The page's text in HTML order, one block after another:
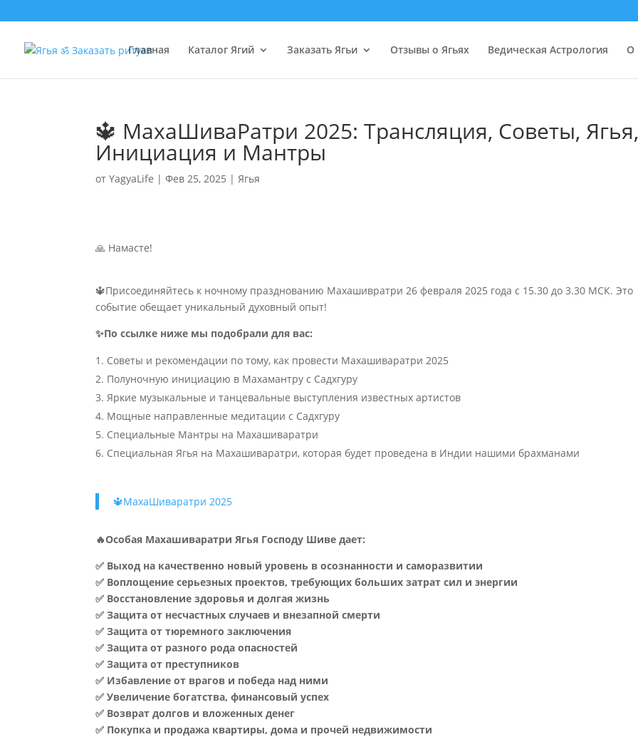
Главная Каталог Ягий Заказать Ягьи Отзывы о Ягьях Ведическая Астрология О
🔱 МахаШиваРатри 2025: Трансляция, Советы,
Инициация и Мантры
отYagyaLife |Фев 25, 2025 |Ягья
🙏 Намасте!
🔱Присоединяйтесь к ночному празднованию Махашивратри 26 февраля 2025 года с 15.30 до 3.30 МСК. Это
событие обещает уникальный духовный опыт!
✨По ссылке ниже мы подобрали для вас:
Советы и рекомендации по тому, как провести Махашиваратри 2025
Полуночную инициацию в Махамантру с Садхгуру
Яркие музыкальные и танцевальные выступления известных артистов
Мощные направленные медитации с Садхгуру
Специальные Мантры на Махашиваратри
Специальная Ягья на Махашиваратри, которая будет проведена в Индии нашими брахманами
🔱МахаШиваратри 2025
🔥Особая Махашиваратри Ягья Господу Шиве дает:
✅ Выход на качественно новый уровень в осознанности и саморазвитии
✅ Воплощение серьезных проектов, требующих больших затрат сил и энергии
✅ Восстановление здоровья и долгая жизнь
✅ Защита от несчастных случаев и внезапной смерти
✅ Защита от тюремного заключения
✅ Защита от разного рода опасностей
✅ Защита от преступников
✅ Избавление от врагов и победа над ними
✅ Увеличение богатства, финансовый успех
✅ Возврат долгов и вложенных денег
✅ Покупка и продажа квартиры, дома и прочей недвижимости